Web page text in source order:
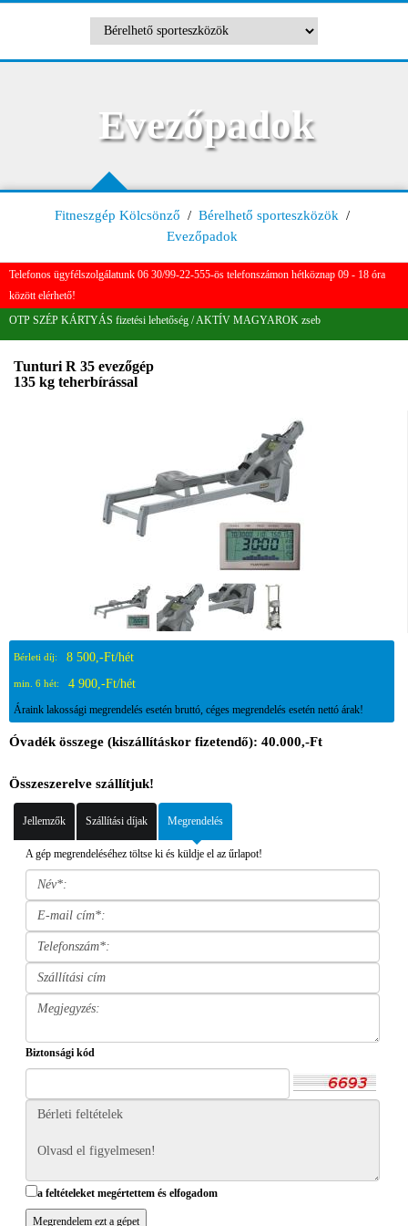
Evezőpadok
Fitneszgép Kölcsönző / Bérelhető sporteszközök /
Evezőpadok
Telefonos ügyfélszolgálatunk 06 30/99-22-555-ös telefonszámon hétköznap 09 - 18 óra
között elérhető!
OTP SZÉP KÁRTYÁS fizetési lehetőség / AKTÍV MAGYAROK zseb
Tunturi R 35 evezőgép
135 kg teherbírással
Bérleti díj: 8 500,-Ft/hét
min. 6 hét: 4 900,-Ft/hét
Áraink lakossági megrendelés esetén bruttó, céges megrendelés esetén nettó árak!
Óvadék összege (kiszállításkor fizetendő): 40.000,-Ft
Összeszerelve szállítjuk!
Jellemzők Szállítási díjak Megrendelés
A gép megrendeléséhez töltse ki és küldje el az űrlapot!
Biztonsági kód
a feltételeket megértettem és elfogadom